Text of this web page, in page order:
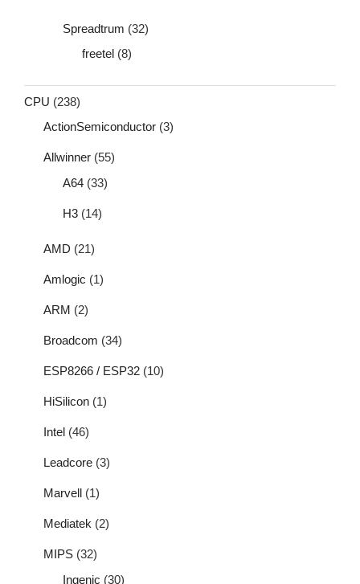
Spreadtrum (32)
freetel (8)
CPU (238)
ActionSemiconductor (3)
Allwinner (55)
A64 (33)
H3 (14)
AMD (21)
Amlogic (1)
ARM (2)
Broadcom (34)
ESP8266 / ESP32 (10)
HiSilicon (1)
Intel (46)
Leadcore (3)
Marvell (1)
Mediatek (2)
MIPS (32)
Ingenic (30)